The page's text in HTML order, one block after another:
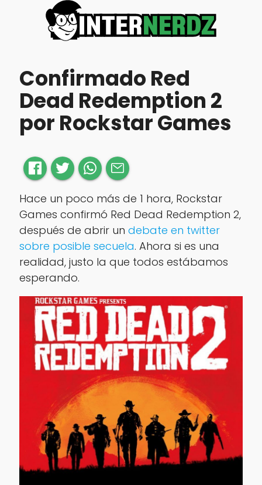
Confirmado Red
Dead Redemption 2
por Rockstar Games
Hace un poco más de 1 hora, Rockstar
Games confirmó Red Dead Redemption 2,
después de abrir un debate en twitter
sobre posible secuela. Ahora si es una
realidad, justo la que todos estábamos
esperando.